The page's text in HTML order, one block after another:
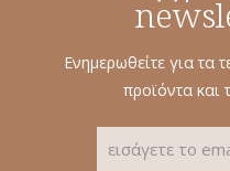
Ενημερωθείτε για τα
προϊόντα και